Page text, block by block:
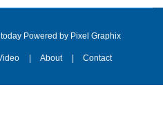
Powered by Pixel Graphix
About Contact